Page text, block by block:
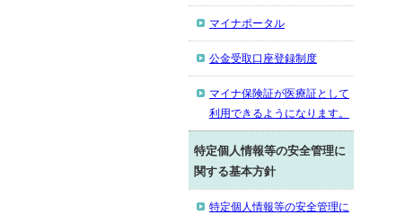
マイナポータル
公金受取口座登録制度
マイナ保険証が医療証として
利用できるようになります。
特定個人情報等の安全管理に
関する基本方針
特定個人情報等の安全管理に